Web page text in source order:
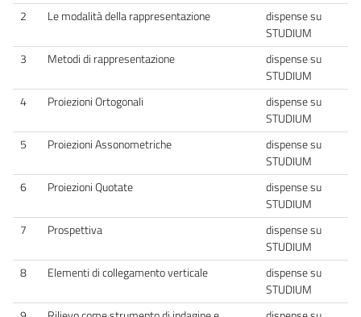
2
Le modalità della rappresentazione
dispense su
STUDIUM
3
Metodi di rappresentazione
dispense su
STUDIUM
4
Proiezioni Ortogonali
dispense su
STUDIUM
5
Proiezioni Assonometriche
dispense su
STUDIUM
6
Proiezioni Quotate
dispense su
STUDIUM
7
Prospettiva
dispense su
STUDIUM
8
Elementi di collegamento verticale
dispense su
STUDIUM